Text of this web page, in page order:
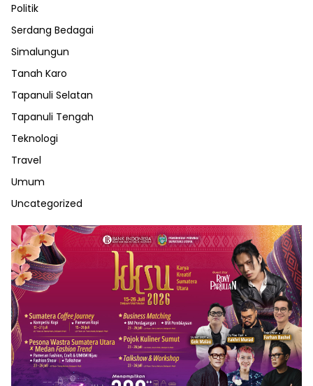
Politik
Serdang Bedagai
Simalungun
Tanah Karo
Tapanuli Selatan
Tapanuli Tengah
Teknologi
Travel
Umum
Uncategorized